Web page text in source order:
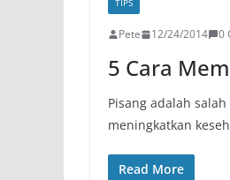
TIPS
Pete 12/24/2014 0
5 Cara
Pisang adalah
meningkatkan
Read More